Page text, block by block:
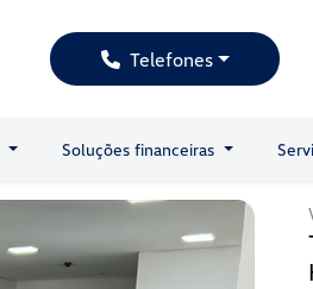
Telefones
Soluções financeiras